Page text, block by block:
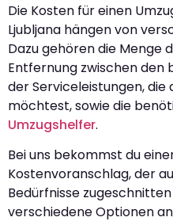
Die Kosten für einen
Ljubljana hängen von
Dazu gehören die Menge
Entfernung zwischen den
der Serviceleistungen,
möchtest, sowie die
Umzugshelfer.
Bei uns bekommst du
Kostenvoranschlag, der
Bedürfnisse
verschiedene Optionen